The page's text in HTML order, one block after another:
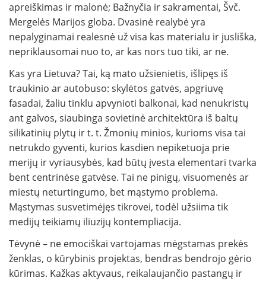
apreiškimas ir malonė; Bažnyčia ir sakramentai, Švč.
Mergelės Marijos globa. Dvasinė realybė yra
nepalyginamai realesnė už visa kas materialu ir jusliška,
nepriklausomai nuo to, ar kas nors tuo tiki, ar ne.
Kas yra Lietuva? Tai, ką mato užsienietis, išlipęs iš
traukinio ar autobuso: skylėtos gatvės, apgriuvę
fasadai, žaliu tinklu apvynioti balkonai, kad nenukristų
ant galvos, siaubinga sovietinė architektūra iš baltų
silikatinių plytų ir t. t. Žmonių minios, kurioms visa tai
netrukdo gyventi, kurios kasdien nepiketuoja prie
merijų ir vyriausybės, kad būtų įvesta elementari tvarka
bent centrinėse gatvėse. Tai ne pinigų, visuomenės ar
miestų neturtingumo, bet mąstymo problema.
Mąstymas susvetimėjęs tikrovei, todėl užsiima tik
medijų teikiamų iliuzijų kontempliacija.
Tėvynė – ne emociškai vartojamas mėgstamas prekės
ženklas, o kūrybinis projektas, bendras bendrojo gėrio
kūrimas. Kažkas aktyvaus, reikalaujančio pastangų ir